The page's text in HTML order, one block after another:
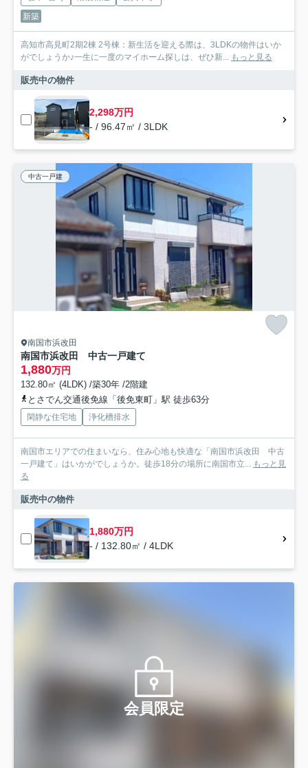
新築
高知市高見町2期2棟 2号棟：新生活を迎える際は、3LDKの物件はいか
がでしょうか♪一生に一度のマイホーム探しは、ぜひ新... もっと見る
販売中の物件
2,298万円
- / 96.47㎡ / 3LDK
中古一戸建
南国市浜改田
南国市浜改田 中古一戸建て
1,880万円
132.80㎡ (4LDK) /築30年 /2階建
とさでん交通後免線「後免東町」駅 徒歩63分
閑静な住宅地 浄化槽排水
南国市エリアでの住まいなら、住み心地も快適な「南国市浜改田 中古
一戸建て」はいかがでしょうか。徒歩18分の場所に南国市立... もっと見
る
販売中の物件
1,880万円
- / 132.80㎡ / 4LDK
会員限定